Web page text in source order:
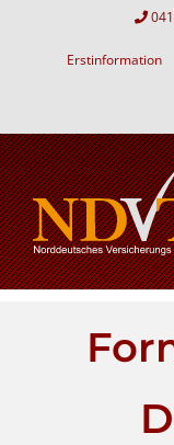
Erstinformation